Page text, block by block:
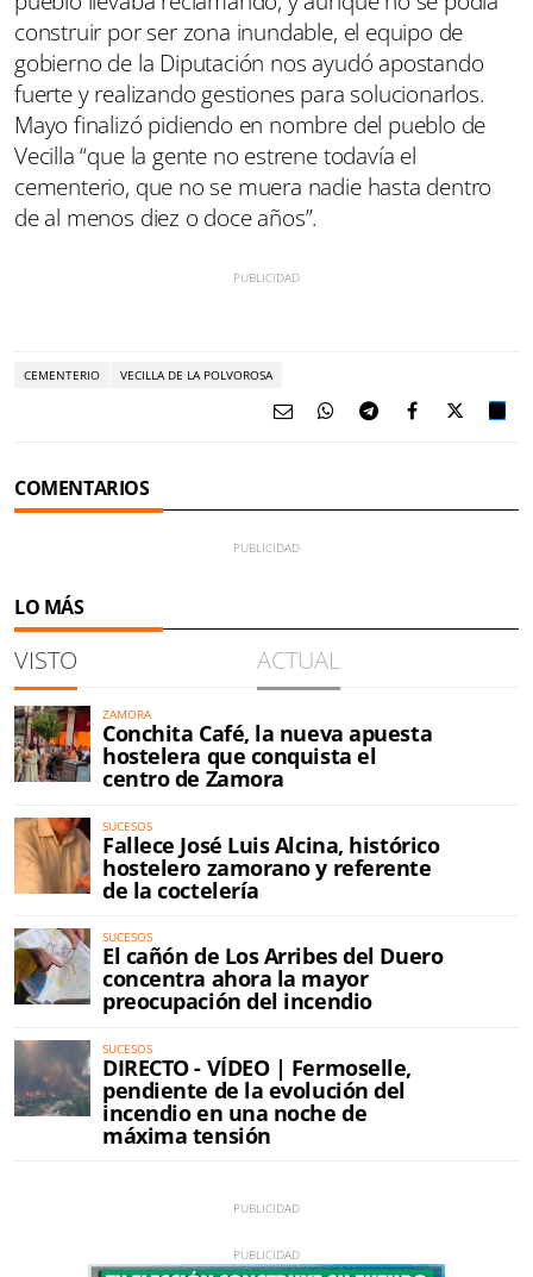
construir por ser zona inundable, el equipo de
gobierno de la Diputación nos ayudó apostando
fuerte y realizando gestiones para solucionarlos.
Mayo finalizó pidiendo en nombre del pueblo de
Vecilla “que la gente no estrene todavía el
cementerio, que no se muera nadie hasta dentro
de al menos diez o doce años”.
CEMENTERIO VECILLA DE LA POLVOROSA
COMENTARIOS
LO MÁS
VISTO ACTUAL
ZAMORA
Conchita Café, la nueva apuesta
hostelera que conquista el
centro de Zamora
SUCESOS
Fallece José Luis Alcina, histórico
hostelero zamorano y referente
de la coctelería
SUCESOS
El cañón de Los Arribes del Duero
concentra ahora la mayor
preocupación del incendio
SUCESOS
DIRECTO - VÍDEO | Fermoselle,
pendiente de la evolución del
incendio en una noche de
máxima tensión